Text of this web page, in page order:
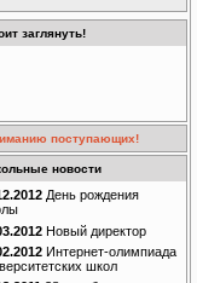
заглянуть!
поступающих!
новости
День рождения
Новый директор
Интернет-олимпиада
школ